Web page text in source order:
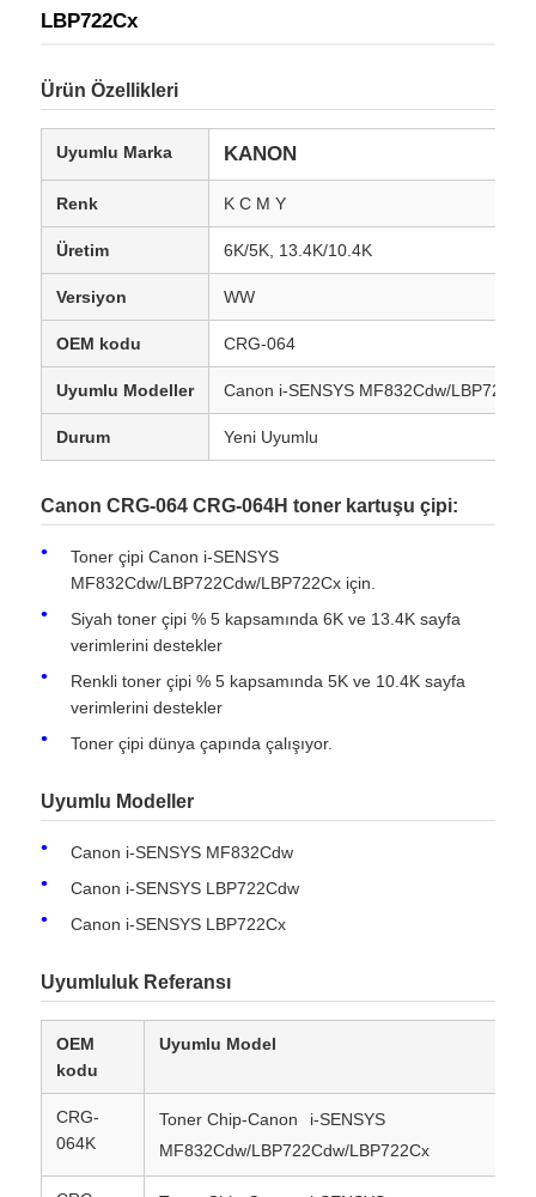
Ana sayfa
Ürünler
Hakkımızda
LBP722Cx
Ürün Özellikleri
Uyumlu Marka KANON
Renk K C M Y
Üretim 6K/5K, 13.4K/10.4K
Versiyon WW
OEM kodu CRG-064
Uyumlu Modeller Canon i-SENSYS MF832Cdw/
Durum Yeni Uyumlu
Canon CRG-064 CRG-064H toner kartuşu çipi:
Toner çipi Canon i-SENSYS
MF832Cdw/LBP722Cdw/LBP722Cx için.
Siyah toner çipi % 5 kapsamında 6K ve 13.4K sayfa
verimlerini destekler
Renkli toner çipi % 5 kapsamında 5K ve 10.4K sayfa
verimlerini destekler
Toner çipi dünya çapında çalışıyor.
Uyumlu Modeller
Canon i-SENSYS MF832Cdw
Canon i-SENSYS LBP722Cdw
Canon i-SENSYS LBP722Cx
Uyumluluk Referansı
OEM
kodu
Uyumlu Model
CRG-
064K
Toner Chip-Canon
i-SENSYS
MF832Cdw/LBP722Cdw/LBP722Cx